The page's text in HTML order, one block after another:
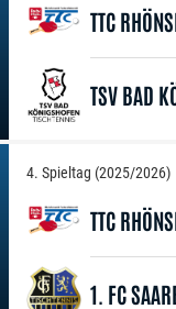
TTC
TSV BAD
4. Spieltag (2025/2026)
TTC
1. FC